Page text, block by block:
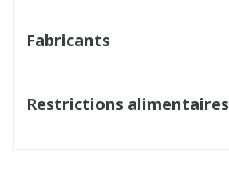
Fabricants
Restrictions alimentaires